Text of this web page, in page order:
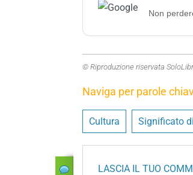
Non
© Riproduzione riservata
Naviga per parole
Cultura Significato
LASCIA IL TUO